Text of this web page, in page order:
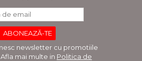
newsletter cu promotiile
mai multe in Politica de